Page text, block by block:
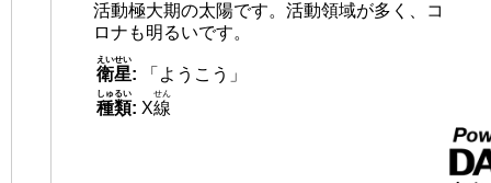
活動極大期の太陽です。活動領域が多く、コ
ロナも明るいです。
衛星
えいせい
:
「ようこう」
種類
しゅるい
: X線
せん